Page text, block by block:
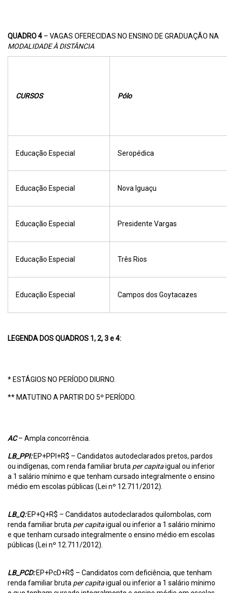
QUADRO 4 – VAGAS OFERECIDAS NO ENSINO DE GRADUAÇÃO NA
MODALIDADE À DISTÂNCIA
CURSOS Pólo
Educação Especial Seropédica
Educação Especial Nova Iguaçu
Educação Especial Presidente Vargas
Educação Especial Três Rios
Educação Especial Campos dos Goytacazes
LEGENDA DOS QUADROS 1, 2, 3 e 4:
* ESTÁGIOS NO PERÍODO DIURNO.
** MATUTINO A PARTIR DO 5º PERÍODO.
AC– Ampla concorrência.
LB_PPI:EP+PPI+R$ – Candidatos autodeclarados pretos, pardos
ou indígenas, com renda familiar bruta per capitaigual ou inferior
a 1 salário mínimo e que tenham cursado integralmente o ensino
médio em escolas públicas (Lei nº 12.711/2012).
LB_Q:EP+Q+R$ – Candidatos autodeclarados quilombolas, com
renda familiar bruta per capitaigual ou inferior a 1 salário mínimo
e que tenham cursado integralmente o ensino médio em escolas
públicas (Lei nº 12.711/2012).
LB_PCD:EP+PcD+R$ – Candidatos com deficiência, que tenham
renda familiar bruta per capitaigual ou inferior a 1 salário mínimo